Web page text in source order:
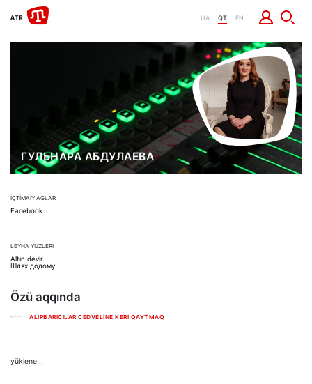
UA QT EN
ГУЛЬНАРА АБДУЛАЕВА
İÇTİMAİY AGLAR
Facebook
LEYHA YÜZLERİ
Altın devir
Шлях додому
Özü aqqında
ALIPBARICILAR CEDVELİNE KERİ QAYTMAQ
yüklene...